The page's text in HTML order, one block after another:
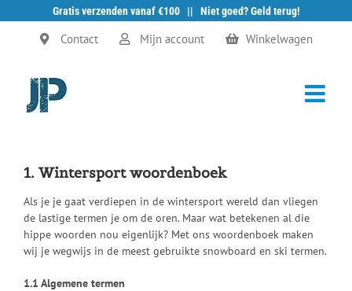
Gratis verzenden vanaf €100 || Niet goed? Geld terug!
Ga
Contact Mijn account Winkelwagen
1. Wintersport woordenboek
Als je je gaat verdiepen in de wintersport wereld dan vliegen
de lastige termen je om de oren. Maar wat betekenen al die
hippe woorden nou eigenlijk? Met ons woordenboek maken
wij je wegwijs in de meest gebruikte snowboard en ski termen.
1.1 Algemene termen